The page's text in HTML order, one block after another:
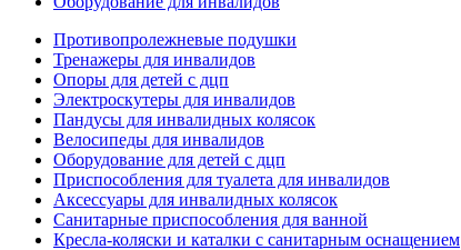
Противопролежневые подушки
Тренажеры для инвалидов
Опоры для детей с дцп
Электроскутеры для инвалидов
Пандусы для инвалидных колясок
Велосипеды для инвалидов
Оборудование для детей с дцп
Приспособления для туалета для инвалидов
Аксессуары для инвалидных колясок
Санитарные приспособления для ванной
Кресла-коляски и каталки с санитарным оснащением